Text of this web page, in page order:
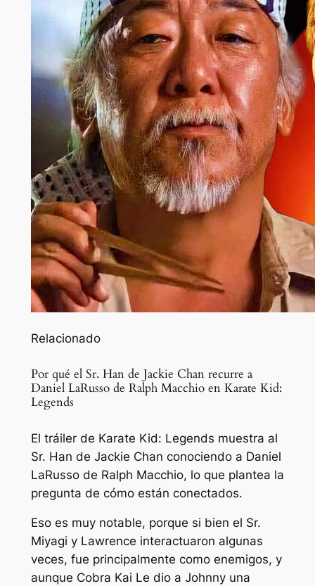
Relacionado
Por qué el Sr. Han de Jackie Chan recurre a
Daniel LaRusso de Ralph Macchio en Karate Kid:
Legends
El tráiler de Karate Kid: Legends muestra al
Sr. Han de Jackie Chan conociendo a Daniel
LaRusso de Ralph Macchio, lo que plantea la
pregunta de cómo están conectados.
Eso es muy notable, porque si bien el Sr.
Miyagi y Lawrence interactuaron algunas
veces, fue principalmente como enemigos, y
aunque Cobra Kai Le dio a Johnny una